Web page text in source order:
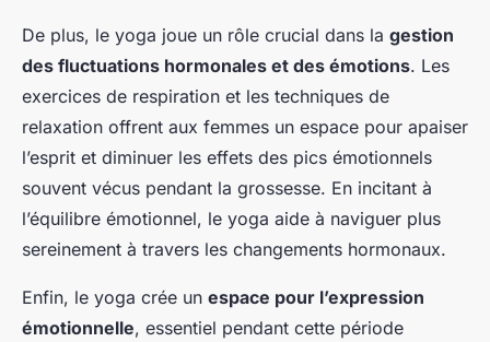
De plus, le yoga joue un rôle crucial dans la gestion
des fluctuations hormonales et des émotions. Les
exercices de respiration et les techniques de
relaxation offrent aux femmes un espace pour apaiser
l’esprit et diminuer les effets des pics émotionnels
souvent vécus pendant la grossesse. En incitant à
l’équilibre émotionnel, le yoga aide à naviguer plus
sereinement à travers les changements hormonaux.
Enfin, le yoga crée un espace pour l’expression
émotionnelle, essentiel pendant cette période